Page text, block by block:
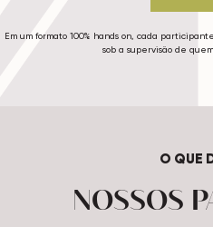
Em um formato 100% hands on, cada
sob a supervisão de
O QUE
NOSSOS